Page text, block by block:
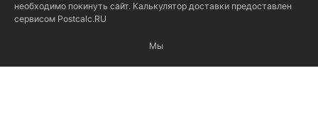
необходимо покинуть сайт. Калькулятор доставки предоставлен
сервисом Postcalc.RU
Мы